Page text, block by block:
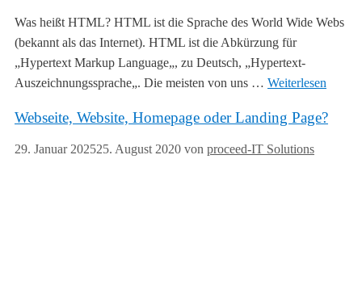
Was heißt HTML? HTML ist die Sprache des World Wide Webs
(bekannt als das Internet). HTML ist die Abkürzung für
„Hypertext Markup Language„, zu Deutsch, „Hypertext-
Auszeichnungssprache„. Die meisten von uns … Weiterlesen
Webseite, Website, Homepage oder Landing Page?
29. Januar 202525. August 2020 von proceed-IT Solutions